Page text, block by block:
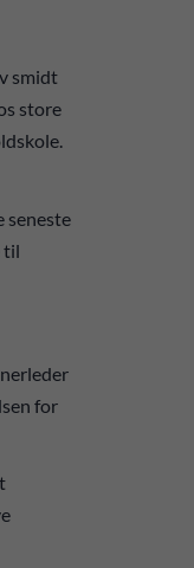
smidt
store
seneste
til
for